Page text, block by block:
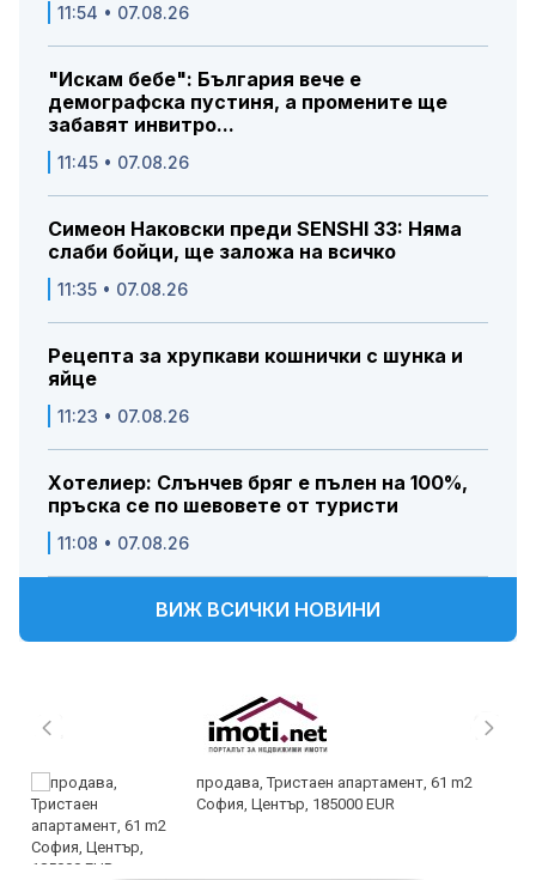
11:54 • 07.08.26
"Искам бебе": България вече е
демографска пустиня, а промените ще
забавят инвитро...
11:45 • 07.08.26
Симеон Наковски преди SENSHI 33: Няма
слаби бойци, ще заложа на всичко
11:35 • 07.08.26
Рецепта за хрупкави кошнички с шунка и
яйце
11:23 • 07.08.26
Хотелиер: Слънчев бряг е пълен на 100%,
пръска се по шевовете от туристи
11:08 • 07.08.26
ВИЖ ВСИЧКИ НОВИНИ
продава, Тристаен апартамент, 61 m2
София, Център, 185000 EUR